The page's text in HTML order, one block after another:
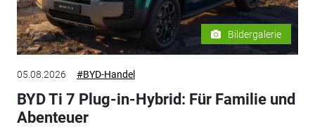
Bildergalerie
05.08.2026 #BYD-Handel
BYD Ti 7 Plug-in-Hybrid: Für Familie und
Abenteuer